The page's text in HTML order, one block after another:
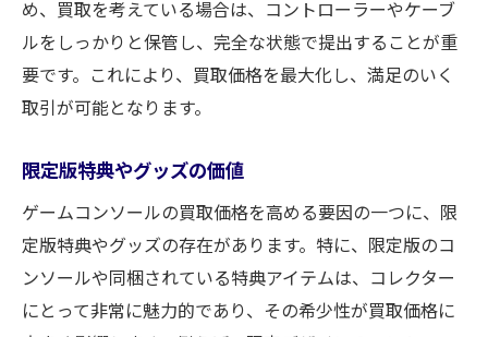
め、買取を考えている場合は、コントローラーやケーブ
ルをしっかりと保管し、完全な状態で提出することが重
要です。これにより、買取価格を最大化し、満足のいく
取引が可能となります。
限定版特典やグッズの価値
ゲームコンソールの買取価格を高める要因の一つに、限
定版特典やグッズの存在があります。特に、限定版のコ
ンソールや同梱されている特典アイテムは、コレクター
にとって非常に魅力的であり、その希少性が買取価格に